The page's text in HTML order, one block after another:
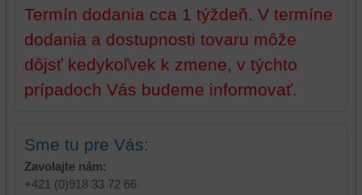
Termín dodania cca 1 týždeň. V termíne
dodania a dostupnosti tovaru môže
dôjsť kedykoľvek k zmene, v týchto
prípadoch Vás budeme informovať.
Sme tu pre Vás:
Zavolajte nám:
+421 (0)918 33 72 66
zabezpečenia.
z
preferencií
bez
toho,
aby
používateľský
účet
alebo